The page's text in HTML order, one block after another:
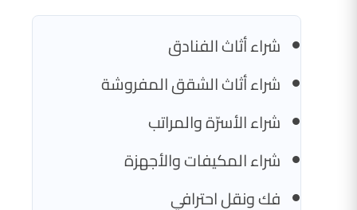
شراء أثاث الفنادق
شراء أثاث الشقق المفروشة
شراء الأسرّة والمراتب
شراء المكيفات والأجهزة
فك ونقل احترافي